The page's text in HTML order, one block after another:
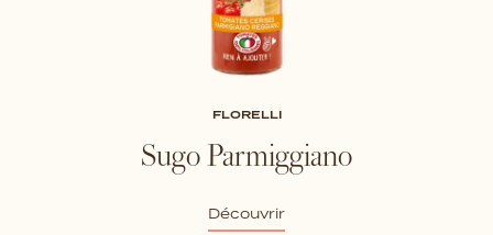
FLORELLI
Sugo Parmiggiano
Découvrir